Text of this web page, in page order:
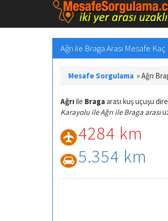
Ağrı ile Braga Arası Mesafe
Mesafe Sorgulama »Ağrı
Ağrıile Bragaarası kuş uçuşu
Karayolu ile Ağrı ile Braga arası
4284 km
5.354 km